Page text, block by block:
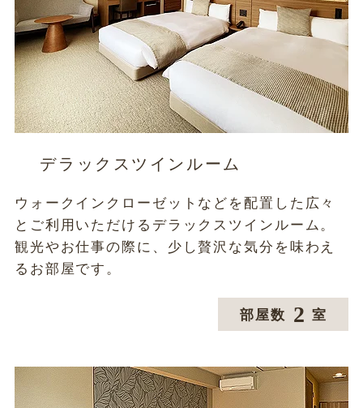
デラックスツインルーム
ウォークインクローゼットなどを配置した広々
とご利用いただけるデラックスツインルーム。
観光やお仕事の際に、少し贅沢な気分を味わえ
るお部屋です。
部屋数 2 室